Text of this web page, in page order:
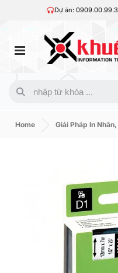
Dự án:
Home Giải Pháp In